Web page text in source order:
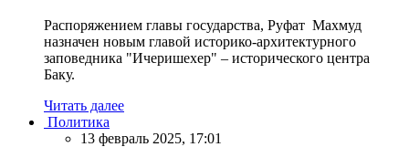
Распоряжением главы государства, Руфат Махмуд
назначен новым главой историко-архитектурного
заповедника "Ичеришехер" – исторического центра
Баку.
Читать далее
Политика
13 февраль 2025, 17:01